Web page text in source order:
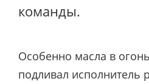
команды.
Особенно масла в
подливал исполнитель